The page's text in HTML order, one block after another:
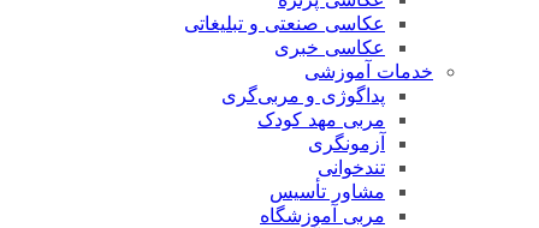
عکاسی صنعتی و تبلیغاتی
عکاسی خبری
خدمات آموزشی
پداگوژی و مربی‌گری
مربی مهد کودک
آزمونگری
تندخوانی
مشاور تأسیس
مربی آموزشگاه